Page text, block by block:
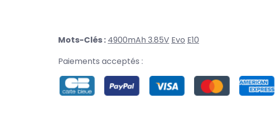
Mots-Clés : 4900mAh 3.85V Evo E10
Paiements acceptés :